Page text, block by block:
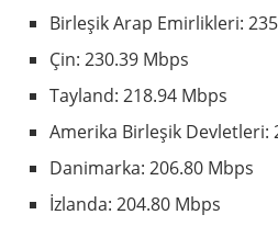
Birleşik Arap Emirlikleri:
Çin: 230.39 Mbps
Tayland: 218.94 Mbps
Amerika Birleşik Devletleri:
Danimarka: 206.80 Mbps
İzlanda: 204.80 Mbps